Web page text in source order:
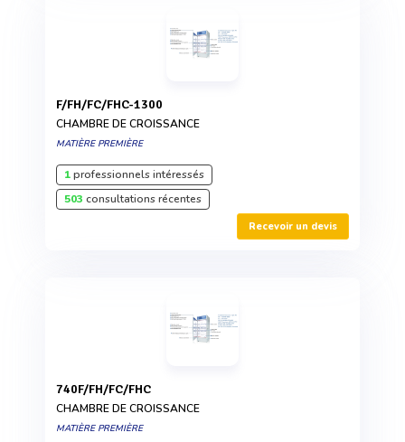
F/FH/FC/FHC-1300
CHAMBRE DE CROISSANCE
MATIÈRE PREMIÈRE
1professionnels intéressés
503 consultations récentes
Recevoir un devis
740F/FH/FC/FHC
CHAMBRE DE CROISSANCE
MATIÈRE PREMIÈRE